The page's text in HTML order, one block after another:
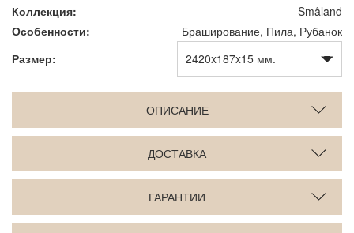
Коллекция:
Småland
Особенности:
Браширование, Пила, Рубанок
Размер:
ОПИСАНИЕ
ДОСТАВКА
ГАРАНТИИ